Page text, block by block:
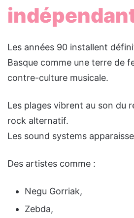
Les années 90 installent
Basque comme une terre de
contre-culture musicale.
Les plages vibrent au son du
rock alternatif.
Les sound systems
Des artistes comme :
Negu Gorriak,
Zebda,